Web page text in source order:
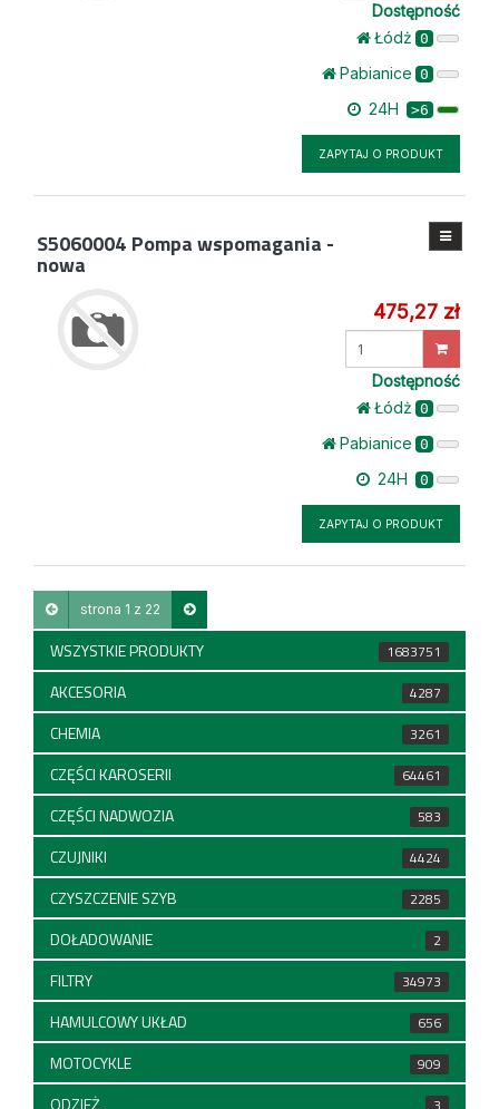
Dostępność
Łódż 0
Pabianice 0
24H >6
ZAPYTAJ O PRODUKT
S5060004 Pompa wspomagania -
nowa
475,27 zł
Dostępność
Łódż 0
Pabianice 0
24H 0
ZAPYTAJ O PRODUKT
strona 1 z 22
WSZYSTKIE PRODUKTY 1683751
AKCESORIA 4287
CHEMIA 3261
CZĘŚCI KAROSERII 64461
CZĘŚCI NADWOZIA 583
CZUJNIKI 4424
CZYSZCZENIE SZYB 2285
DOŁADOWANIE 2
FILTRY 34973
HAMULCOWY UKŁAD 656
MOTOCYKLE 909